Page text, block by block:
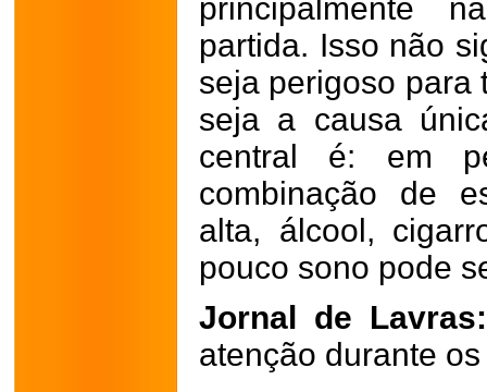
principalmente
partida. Isso não
seja perigoso para
seja a causa
central é: em
combinação de
alta, álcool,
pouco sono pode
Jornal de Lavras:
atenção durante